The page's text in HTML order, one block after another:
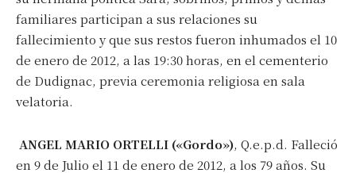
familiares participan a sus relaciones su
fallecimiento y que sus restos fueron inhumados el 10
de enero de 2012, a las 19:30 horas, en el cementerio
de Dudignac, previa ceremonia religiosa en sala
velatoria.
ANGEL MARIO ORTELLI («Gordo»), Q.e.p.d. Falleció
en 9 de Julio el 11 de enero de 2012, a los 79 años. Su